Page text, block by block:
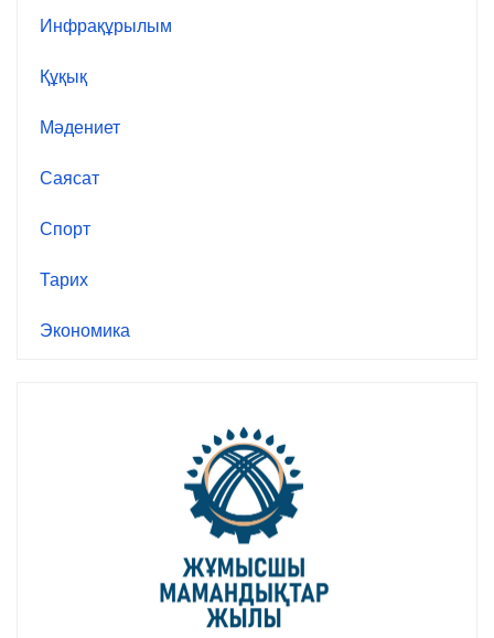
Инфрақұрылым
Құқық
Мәдениет
Саясат
Спорт
Тарих
Экономика